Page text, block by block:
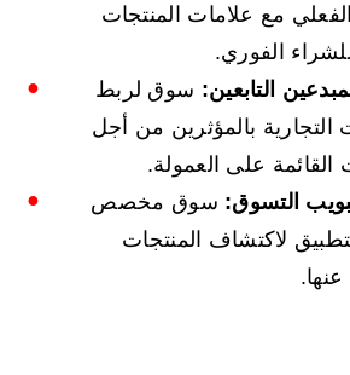
مع علامات المنتجات
الفوري.
التابعين:سوق لربط
بالمؤثرين من أجل
على العمولة.
التسوق:سوق مخصص
لاكتشاف المنتجات